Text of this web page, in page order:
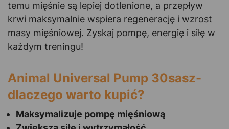
temu mięśnie są lepiej dotlenione, a przepływ
krwi maksymalnie wspiera regenerację i wzrost
masy mięśniowej. Zyskaj pompę, energię i siłę w
każdym treningu!
Animal Universal Pump 30sasz-
dlaczego warto kupić?
Maksymalizuje pompę mięśniową